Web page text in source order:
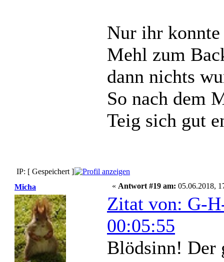
Nur ihr konnte
Mehl zum
dann nichts
So nach dem
Teig sich gut
IP: [ Gespeichert ]
Micha
« Antwort #19 am: 05.06.2018,
Zitat von: G-
00:05:55
Blödsinn! Der